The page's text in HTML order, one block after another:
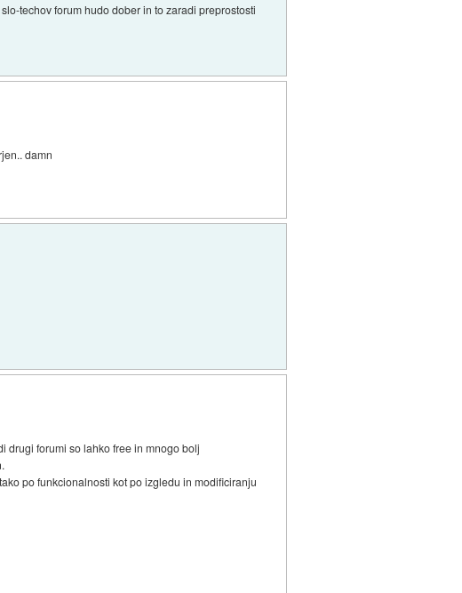
techov forum hudo dober in to zaradi preprostosti
damn
drugi forumi so lahko free in mnogo bolj
po funkcionalnosti kot po izgledu in modificiranju